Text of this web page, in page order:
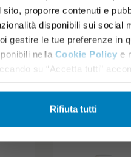
sito, proporre contenuti e
disponibili sui social
gestire le tue preferenze in
nella Cookie Policy e
su “Accetta tutti”
Rifiuta tutti
6+ Previo parere